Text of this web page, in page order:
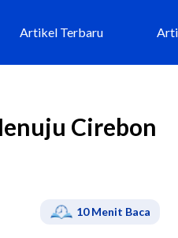
Artikel Terbaru
Cirebon
10Menit Baca